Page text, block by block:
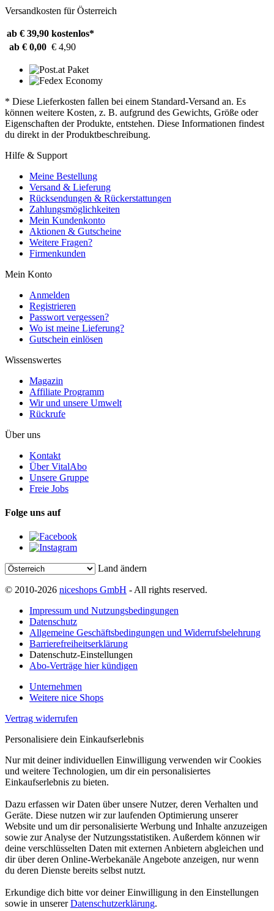
Versandkosten für Österreich
ab € 39,90 kostenlos*
ab € 0,00 € 4,90
* Diese Lieferkosten fallen bei einem Standard-Versand an. Es
können weitere Kosten, z. B. aufgrund des Gewichts, Größe oder
Eigenschaften der Produkte, entstehen. Diese Informationen findest
du direkt in der Produktbeschreibung.
Hilfe & Support
Meine Bestellung
Versand & Lieferung
Rücksendungen & Rückerstattungen
Zahlungsmöglichkeiten
Mein Kundenkonto
Aktionen & Gutscheine
Weitere Fragen?
Firmenkunden
Mein Konto
Anmelden
Registrieren
Passwort vergessen?
Wo ist meine Lieferung?
Gutschein einlösen
Wissenswertes
Magazin
Affiliate Programm
Wir und unsere Umwelt
Rückrufe
Über uns
Kontakt
Über VitalAbo
Unsere Gruppe
Freie Jobs
Folge uns auf
Land ändern
© 2010-2026 niceshops GmbH - All rights reserved.
Impressum und Nutzungsbedingungen
Datenschutz
Allgemeine Geschäftsbedingungen und Widerrufsbelehrung
Barrierefreiheitserklärung
Datenschutz-Einstellungen
Abo-Verträge hier kündigen
Unternehmen
Weitere nice Shops
Vertrag widerrufen
Personalisiere dein Einkaufserlebnis
Nur mit deiner individuellen Einwilligung verwenden wir Cookies
und weitere Technologien, um dir ein personalisiertes
Einkaufserlebnis zu bieten.
Dazu erfassen wir Daten über unsere Nutzer, deren Verhalten und
Geräte. Diese nutzen wir zur laufenden Optimierung unserer
Website und um dir personalisierte Werbung und Inhalte anzuzeigen
sowie zur Analyse der Nutzungsstatistiken. Außerdem können wir
deine verschlüsselten Daten mit externen Anbietern abgleichen und
dir über deren Online-Werbekanäle Angebote anzeigen, nur wenn
du deren Dienste bereits selbst nutzt.
Erkundige dich bitte vor deiner Einwilligung in den Einstellungen
sowie in unsererDatenschutzerklärung.